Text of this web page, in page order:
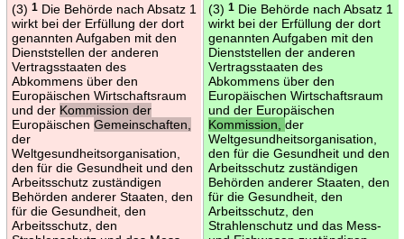
(3) 1Die Behörde nach Absatz 1
wirkt bei der Erfüllung der dort
genannten Aufgaben mit den
Dienststellen der anderen
Vertragsstaaten des
Abkommens über den
Europäischen Wirtschaftsraum
und der Kommission der
Europäischen Gemeinschaften,
der
Weltgesundheitsorganisation,
den für die Gesundheit und den
Arbeitsschutz zuständigen
Behörden anderer Staaten, den
für die Gesundheit, den
Arbeitsschutz, den
(3) 1Die Behörde nach Absatz 1
wirkt bei der Erfüllung der dort
genannten Aufgaben mit den
Dienststellen der anderen
Vertragsstaaten des
Abkommens über den
Europäischen Wirtschaftsraum
und der Europäischen
Kommission, der
Weltgesundheitsorganisation,
den für die Gesundheit und den
Arbeitsschutz zuständigen
Behörden anderer Staaten, den
für die Gesundheit, den
Arbeitsschutz, den
Strahlenschutz und das Mess-